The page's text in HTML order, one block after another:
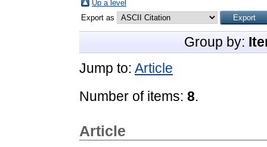
Up a level
Export as
Group by:
Jump to: Article
Number of items: 8.
Article